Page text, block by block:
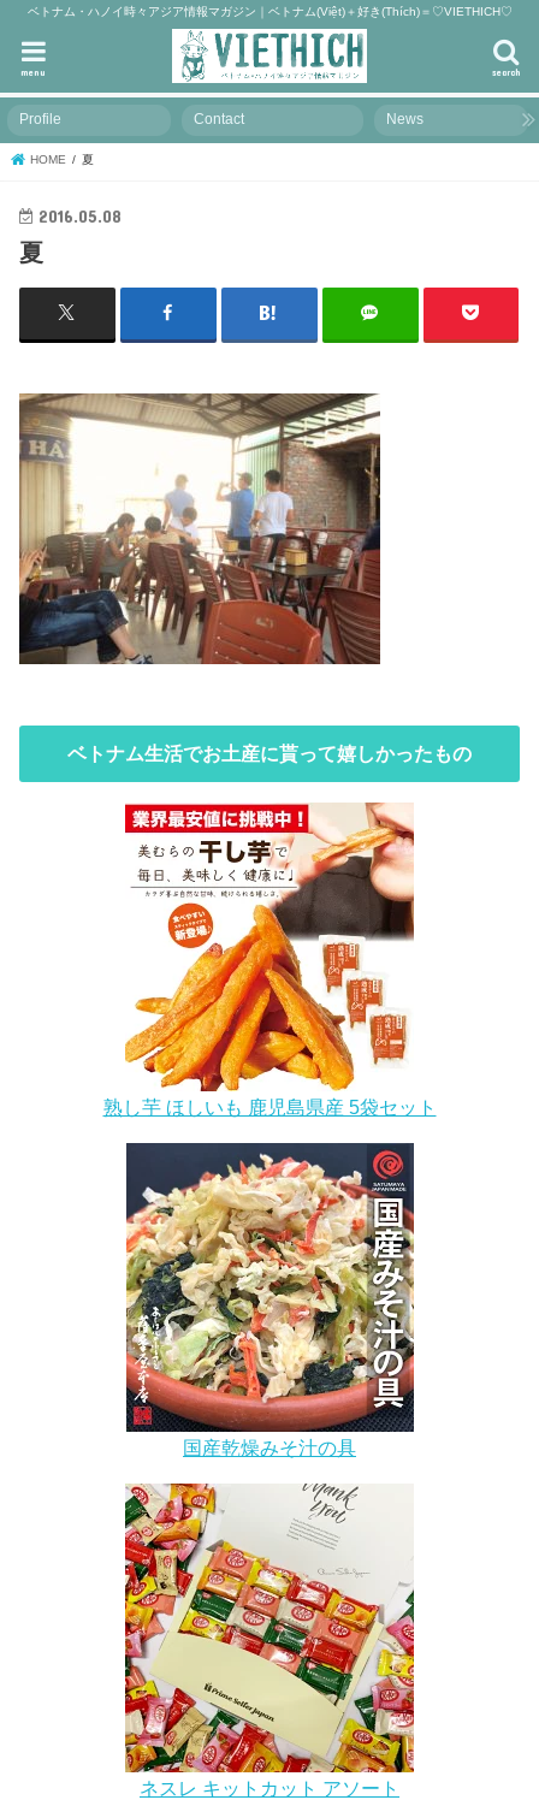
ベトナム・ハノイ時々アジア情報マガジン｜ベトナム(Việt)＋好き(Thích)＝♡VIETHICH♡
search
menu
Profile Contact News
HOME 夏
2016.05.08
夏
ベトナム生活でお土産に貰って嬉しかったもの
熟し芋 ほしいも 鹿児島県産 5袋セット
国産乾燥みそ汁の具
ネスレ キットカット アソート